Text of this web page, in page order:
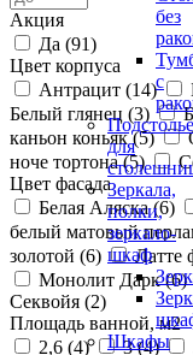
без
с
Подстолье
для
Зеркала,
полки,
зеркало-
шкаф
Шкафы
Акция
Да (91)
Цвет корпуса
Антрацит (14)
Белый глянец (3)
каньон коньяк (5)
ноче тортона (5)
Цвет фасада
Белая Аляска (6)
белый матовый
золотой (6) Латте
Монолит Дарк (6)
Секвойя (2)
Площадь ванной, м2
2,6 (4) 3 (4)